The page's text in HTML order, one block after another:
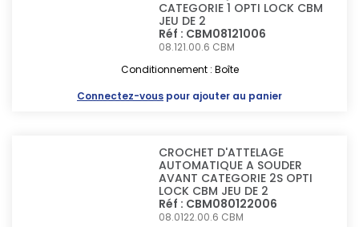
CATEGORIE 1 OPTI LOCK CBM
JEU DE 2
Réf : CBM08121006
08.121.00.6 CBM
Conditionnement : Boîte
Connectez-vous pour ajouter au panier
CROCHET D'ATTELAGE
AUTOMATIQUE A SOUDER
AVANT CATEGORIE 2S OPTI
LOCK CBM JEU DE 2
Réf : CBM080122006
08.0122.00.6 CBM